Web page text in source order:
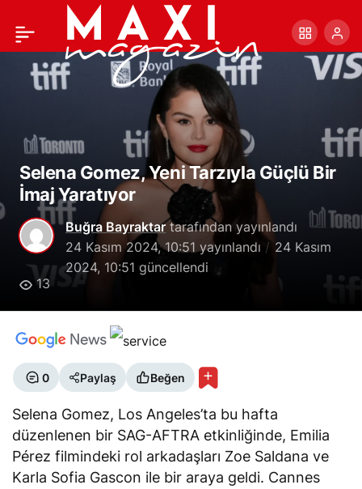
Selena Gomez, Yeni Tarzıyla Güçlü Bir
İmaj Yaratıyor
Buğra Bayraktartarafından yayınlandı
24 Kasım 2024, 10:51 yayınlandı
24 Kasım
2024, 10:51 güncellendi
13
0 Paylaş Beğen
Selena Gomez, Los Angeles’ta bu hafta
düzenlenen bir SAG-AFTRA etkinliğinde, Emilia
Pérez filmindeki rol arkadaşları Zoe Saldana ve
Karla Sofia Gascon ile bir araya geldi. Cannes
Süet Ayakkabılar Nasıl
Temizlenir: Adım Adım
Paylaş